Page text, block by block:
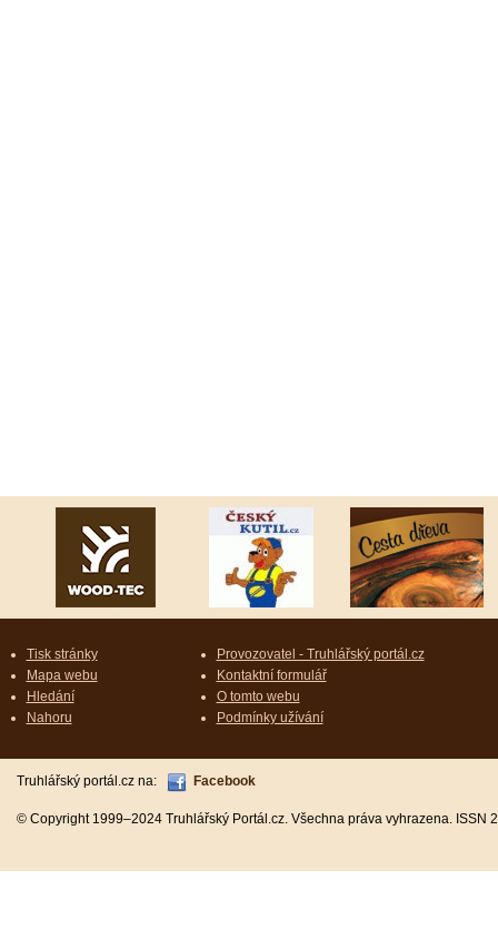
Tisk stránky
Mapa webu
Hledání
Nahoru
Provozovatel - Truhlářský portál.cz
Kontaktní formulář
O tomto webu
Podmínky užívání
Truhlářský portál.cz na: Facebook
© Copyright 1999–2024 Truhlářský Portál.cz. Všechna práva vyhrazena.